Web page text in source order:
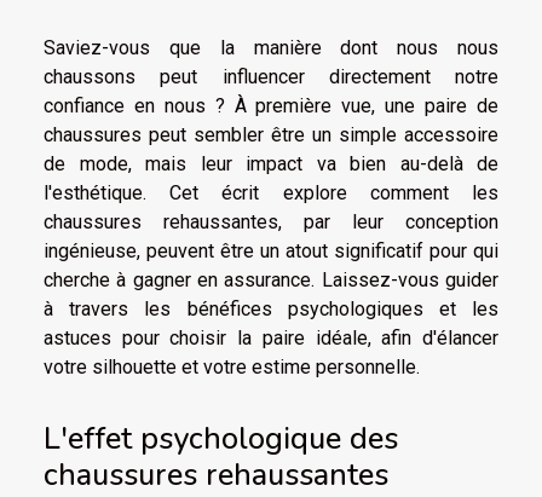
Saviez-vous que la manière dont nous nous
chaussons peut influencer directement notre
confiance en nous ? À première vue, une paire de
chaussures peut sembler être un simple accessoire
de mode, mais leur impact va bien au-delà de
l'esthétique. Cet écrit explore comment les
chaussures rehaussantes, par leur conception
ingénieuse, peuvent être un atout significatif pour qui
cherche à gagner en assurance. Laissez-vous guider
à travers les bénéfices psychologiques et les
astuces pour choisir la paire idéale, afin d'élancer
votre silhouette et votre estime personnelle.
L'effet psychologique des
chaussures rehaussantes